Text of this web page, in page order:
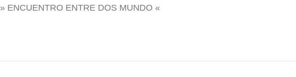
» ENCUENTRO ENTRE DOS MUNDO «